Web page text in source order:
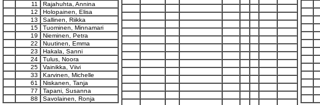
11
Rajahuhta, Annina
12
Holopainen, Elisa
13
Sallinen, Riikka
15
Tuominen, Minnamari
19
Nieminen, Petra
22
Nuutinen, Emma
23
Hakala, Sanni
24
Tulus, Noora
25
Vainikka, Viivi
33
Karvinen, Michelle
61
Niskanen, Tanja
77
Tapani, Susanna
88
Savolainen, Ronja